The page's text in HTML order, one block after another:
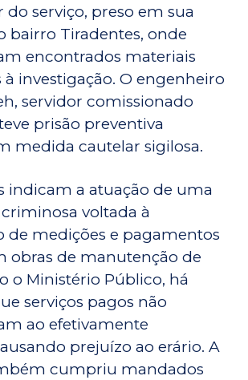
serviço, preso em sua
bairro Tiradentes, onde
encontrados materiais
investigação. O engenheiro
servidor comissionado
prisão preventiva
medida cautelar sigilosa.
indicam a atuação de uma
voltada à
de medições e pagamentos
obras de manutenção de
o Ministério Público, há
serviços pagos não
ao efetivamente
prejuízo ao erário. A
cumpriu mandados